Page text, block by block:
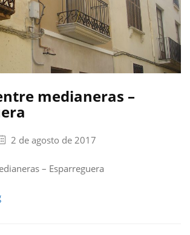
medianeras –
2 de agosto de 2017
– Esparreguera